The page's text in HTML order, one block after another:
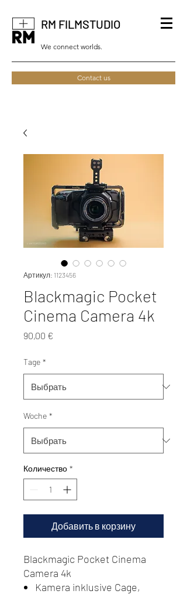
RM FILMSTUDIO
We connect worlds.
Contact us
Артикул: 1123456
Blackmagic Pocket
Cinema Camera 4k
90,00 €
Tage *
Woche *
Количество *
Добавить в корзину
Blackmagic Pocket Cinema
Camera 4k
Kamera inklusive Cage,